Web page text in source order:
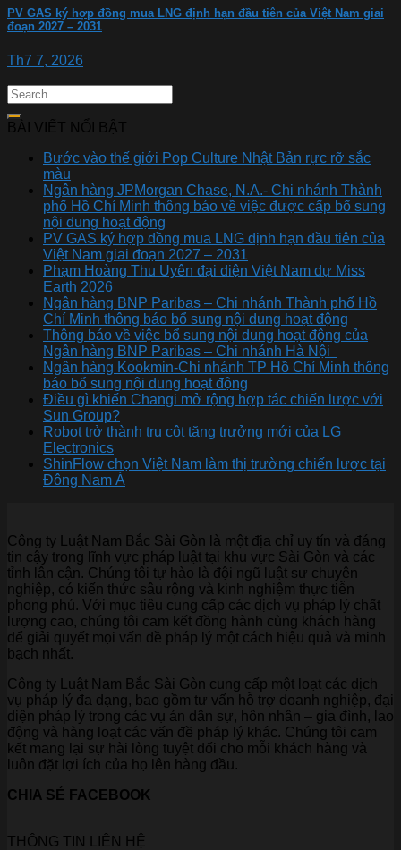
PV GAS ký hợp đồng mua LNG định hạn đầu tiên của Việt Nam giai
đoạn 2027 – 2031
Th7 7, 2026
BÀI VIẾT NỔI BẬT
Bước vào thế giới Pop Culture Nhật Bản rực rỡ sắc
màu
Ngân hàng JPMorgan Chase, N.A.- Chi nhánh Thành
phố Hồ Chí Minh thông báo về việc được cấp bổ sung
nội dung hoạt động
PV GAS ký hợp đồng mua LNG định hạn đầu tiên của
Việt Nam giai đoạn 2027 – 2031
Phạm Hoàng Thu Uyên đại diện Việt Nam dự Miss
Earth 2026
Ngân hàng BNP Paribas – Chi nhánh Thành phố Hồ
Chí Minh thông báo bổ sung nội dung hoạt động
Thông báo về việc bổ sung nội dung hoạt động của
Ngân hàng BNP Paribas – Chi nhánh Hà Nội
Ngân hàng Kookmin-Chi nhánh TP Hồ Chí Minh thông
báo bổ sung nội dung hoạt động
Điều gì khiến Changi mở rộng hợp tác chiến lược với
Sun Group?
Robot trở thành trụ cột tăng trưởng mới của LG
Electronics
ShinFlow chọn Việt Nam làm thị trường chiến lược tại
Đông Nam Á
Công ty Luật Nam Bắc Sài Gòn là một địa chỉ uy tín và đáng
tin cậy trong lĩnh vực pháp luật tại khu vực Sài Gòn và các
tỉnh lân cận. Chúng tôi tự hào là đội ngũ luật sư chuyên
nghiệp, có kiến thức sâu rộng và kinh nghiệm thực tiễn
phong phú. Với mục tiêu cung cấp các dịch vụ pháp lý chất
lượng cao, chúng tôi cam kết đồng hành cùng khách hàng
để giải quyết mọi vấn đề pháp lý một cách hiệu quả và minh
bạch nhất.
Công ty Luật Nam Bắc Sài Gòn cung cấp một loạt các dịch
vụ pháp lý đa dạng, bao gồm tư vấn hỗ trợ doanh nghiệp, đại
diện pháp lý trong các vụ án dân sự, hôn nhân – gia đình, lao
động và hàng loạt các vấn đề pháp lý khác. Chúng tôi cam
kết mang lại sự hài lòng tuyệt đối cho mỗi khách hàng và
luôn đặt lợi ích của họ lên hàng đầu.
CHIA SẺ FACEBOOK
THÔNG TIN LIÊN HỆ